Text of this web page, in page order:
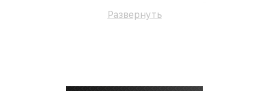
поломки по условиям гарантии, мы бесплатно
Развернуть